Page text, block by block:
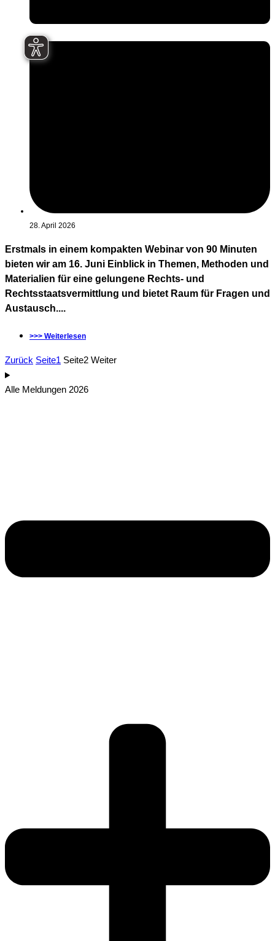
28. April 2026
Erstmals in einem kompakten Webinar von 90 Minuten
bieten wir am 16. Juni Einblick in Themen, Methoden und
Materialien für eine gelungene Rechts- und
Rechtsstaatsvermittlung und bietet Raum für Fragen und
Austausch....
>>> Weiterlesen
Zurück Seite1 Seite2 Weiter
Alle Meldungen 2026